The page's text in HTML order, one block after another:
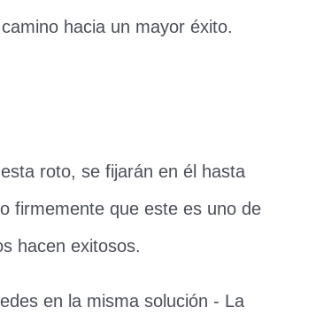
hacia un mayor éxito.
roto, se fijarán en él hasta
firmemente que este es uno de
hacen exitosos.
en la misma solución - La